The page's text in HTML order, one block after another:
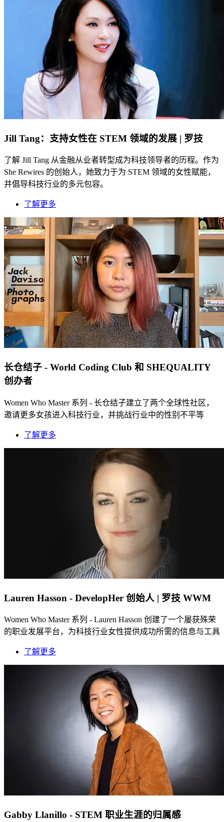
Jill Tang：支持女性在 STEM 领域的发展 | 罗技
了解 Jill Tang 从金融从业者转型成为科技领导者的历程。作为
She Rewires 的创始人，她致力于为 STEM 领域的女性赋能，
并倡导科技行业的多元包容。
了解更多
长仓结子 - World Coding Club 和 SHEQUALITY
创办者
Women Who Master 系列 - 长仓结子建立了两个全球性社区，
邀请更多女孩进入科技行业，并挑战行业中的性别不平等
了解更多
Lauren Hasson - DevelopHer 创始人 | 罗技 WWM
Women Who Master 系列 - Lauren Hasson 创建了一个屡获殊荣
的职业发展平台，为科技行业女性提供成功所需的信息与工具
了解更多
Gabby Llanillo - STEM 职业生涯的归属感